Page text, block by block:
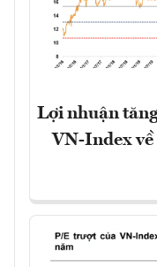
Lợi nhuận
VN-Index về